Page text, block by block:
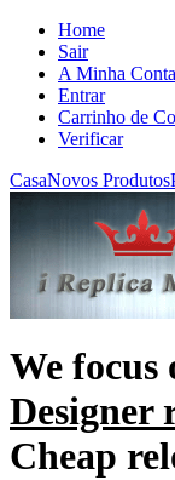
Home
Sair
A Minha Conta
Entrar
Carrinho de
Verificar
CasaNovos Produtos
We focus
Designer
Cheap